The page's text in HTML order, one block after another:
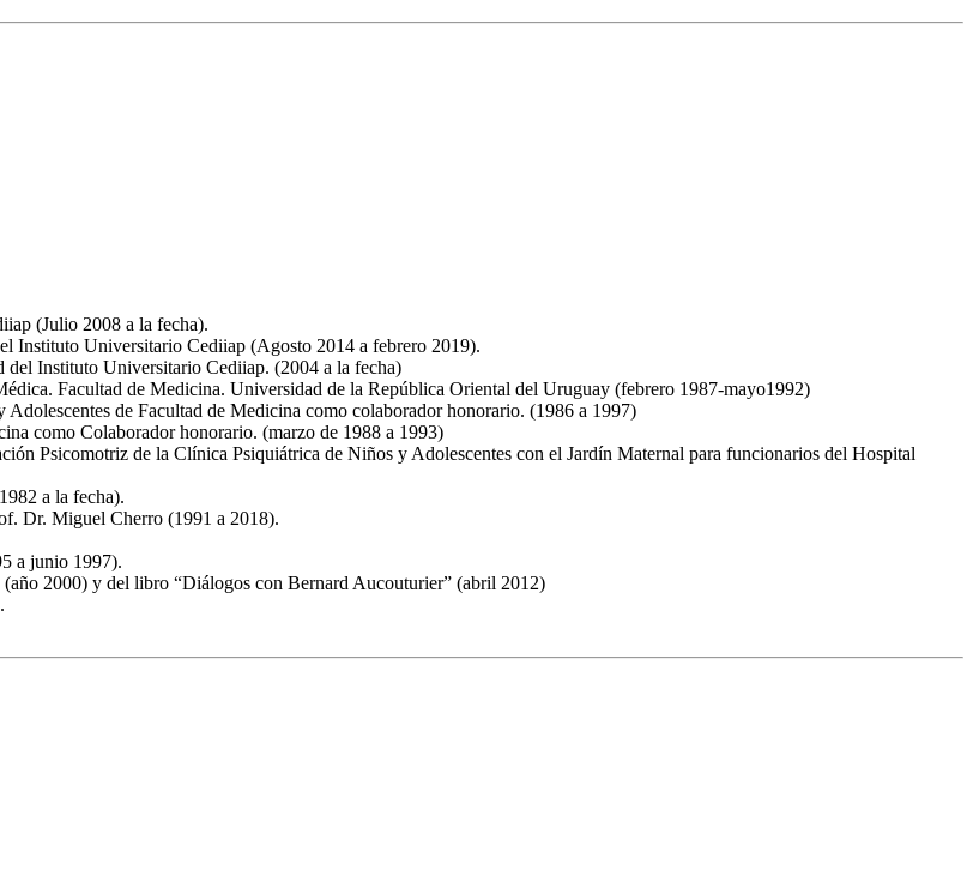
(Julio 2008 a la fecha).
Instituto Universitario Cediiap (Agosto 2014 a febrero 2019).
del Instituto Universitario Cediiap. (2004 a la fecha)
Facultad de Medicina. Universidad de la República Oriental del Uruguay (febrero 1987-mayo1992)
de Facultad de Medicina como colaborador honorario. (1986 a 1997)
como Colaborador honorario. (marzo de 1988 a 1993)
Psicomotriz de la Clínica Psiquiátrica de Niños y Adolescentes con el Jardín Maternal para funcionarios del Hospital
a la fecha).
Dr. Miguel Cherro (1991 a 2018).
a junio 1997).
2000) y del libro “Diálogos con Bernard Aucouturier” (abril 2012)